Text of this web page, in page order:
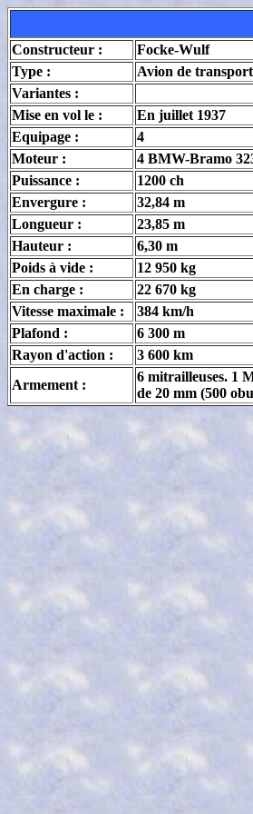
Constructeur :
Focke-Wulf
Type :
Avion de
Variantes :
Mise en vol le :
En juillet 1937
Equipage :
4
Moteur :
4 BMW-Bramo
Puissance :
1200 ch
Envergure :
32,84 m
Longueur :
23,85 m
Hauteur :
6,30 m
Poids à vide :
12 950 kg
En charge :
22 670 kg
Vitesse maximale :
384 km/h
Plafond :
6 300 m
Rayon d'action :
3 600 km
Armement :
6 mitrailleuses. 1
de 20 mm (500